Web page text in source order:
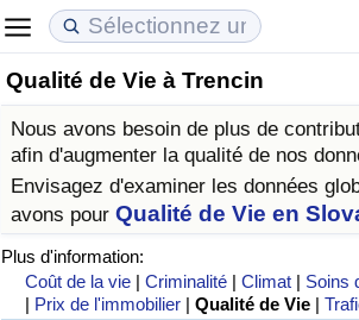
Qualité de Vie à Trencin
Nous avons besoin de plus de
afin d'augmenter la qualité de nos
Envisagez d'examiner les données
avons pour Qualité de Vie en
Plus d'information:
Coût de la vie |Criminalité |Climat | Soins
| Prix de l'immobilier |Qualité de Vie |
Coût de la vie
Indice du Coût de la Vie (Actuel)
Indice du Coût de la Vie
Indice du coût de la vie par pays
Prix de l'immobilier
Indice des Prix de l'immobilier
Indice des Prix de l'immobilier
Indice des Prix de l'immobilier par
Qualité de Vie
Indice de Qualité de Vie
Indice de Qualité de Vie (Actuel)
Indice de qualité de vie par pays